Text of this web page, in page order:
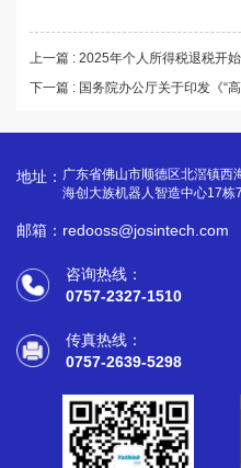
上一篇 : 2025年个人所得税退税开
地址： 广东省佛山市顺德区北滘镇西
海创大族机器人智造中心17栋
邮箱：redooss@josintech.com
咨询热线：
0757-2327-1510
传真热线：
0757-2639-5298